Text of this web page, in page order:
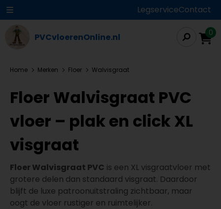
LegserviceContact
PVCvloerenOnline.nl 0
Home Merken Floer Walvisgraat
Floer Walvisgraat PVC
vloer – plak en click XL
visgraat
Floer Walvisgraat PVC is een XL visgraatvloer met
grotere delen dan standaard visgraat. Daardoor
blijft de luxe patroonuitstraling zichtbaar, maar
oogt de vloer rustiger en ruimtelijker.